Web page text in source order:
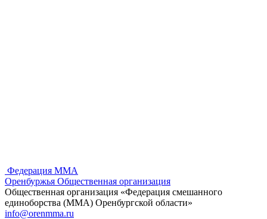
Федерация ММА
Оренбуржья Общественная организация
Общественная организация «Федерация смешанного
единоборства (ММА) Оренбургской области»
info@orenmma.ru